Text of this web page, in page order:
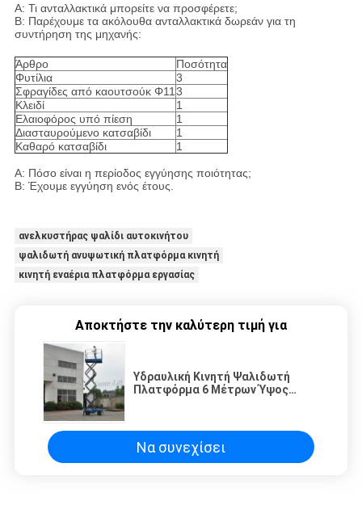
Α: Τι ανταλλακτικά μπορείτε να προσφέρετε;
Β: Παρέχουμε τα ακόλουθα ανταλλακτικά δωρεάν για τη
συντήρηση της μηχανής:
Άρθρο
Ποσότητα
Φυτίλια
3
Σφραγίδες από καουτσούκ Φ11 3
Κλειδί
1
Ελαιοφόρος υπό πίεση
1
Διασταυρούμενο κατσαβίδι
1
Καθαρό κατσαβίδι
1
Α: Πόσο είναι η περίοδος εγγύησης ποιότητας;
Β: Έχουμε εγγύηση ενός έτους.
ανελκυστήρας ψαλίδι αυτοκινήτου
ψαλιδωτή ανυψωτική πλατφόρμα κινητή
κινητή εναέρια πλατφόρμα εργασίας
Αποκτήστε την καλύτερη τιμή για
Υδραυλική Κινητή Ψαλιδωτή
Πλατφόρμα 6 Μέτρων Ύψος
Να συνεχίσει